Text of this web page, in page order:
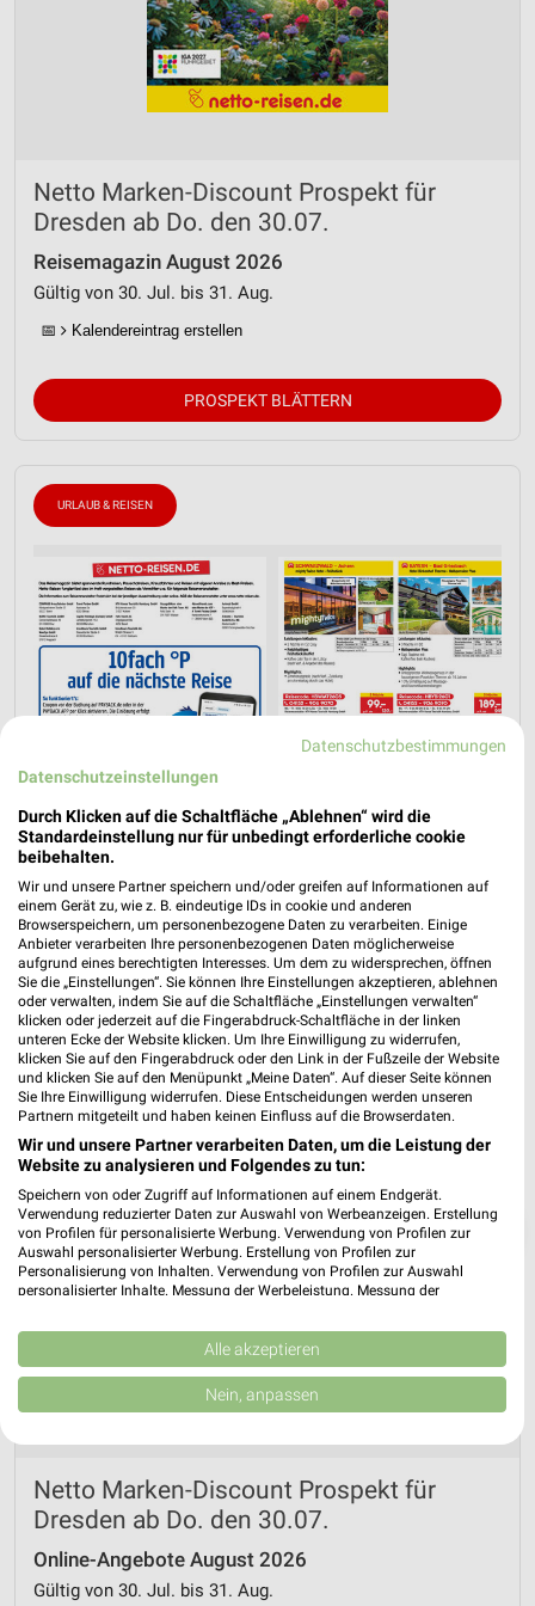
Netto Marken-Discount Prospekt für
Dresden ab Do. den 30.07.
Reisemagazin August 2026
Gültig von 30. Jul. bis 31. Aug.
📅 Kalendereintrag erstellen
PROSPEKT BLÄTTERN
URLAUB & REISEN
Jetzt alle "Urlaub & Reisen" Themen entdecken!
❯
Netto Marken-Discount Prospekt für
Dresden ab Do. den 30.07.
Online-Angebote August 2026
Gültig von 30. Jul. bis 31. Aug.
Datenschutzbestimmungen
Datenschutzeinstellungen
Durch Klicken auf die Schaltfläche „Ablehnen“ wird die
Standardeinstellung nur für unbedingt erforderliche cookie
beibehalten.
Wir und unsere Partner speichern und/oder greifen auf Informationen auf
einem Gerät zu, wie z. B. eindeutige IDs in cookie und anderen
Browserspeichern, um personenbezogene Daten zu verarbeiten. Einige
Anbieter verarbeiten Ihre personenbezogenen Daten möglicherweise
aufgrund eines berechtigten Interesses. Um dem zu widersprechen, öffnen
Sie die „Einstellungen“. Sie können Ihre Einstellungen akzeptieren, ablehnen
oder verwalten, indem Sie auf die Schaltfläche „Einstellungen verwalten“
klicken oder jederzeit auf die Fingerabdruck-Schaltfläche in der linken
unteren Ecke der Website klicken. Um Ihre Einwilligung zu widerrufen,
klicken Sie auf den Fingerabdruck oder den Link in der Fußzeile der Website
und klicken Sie auf den Menüpunkt „Meine Daten“. Auf dieser Seite können
Sie Ihre Einwilligung widerrufen. Diese Entscheidungen werden unseren
Partnern mitgeteilt und haben keinen Einfluss auf die Browserdaten.
Wir und unsere Partner verarbeiten Daten, um die Leistung der
Website zu analysieren und Folgendes zu tun:
Speichern von oder Zugriff auf Informationen auf einem Endgerät.
Verwendung reduzierter Daten zur Auswahl von Werbeanzeigen. Erstellung
von Profilen für personalisierte Werbung. Verwendung von Profilen zur
Auswahl personalisierter Werbung. Erstellung von Profilen zur
Personalisierung von Inhalten. Verwendung von Profilen zur Auswahl
personalisierter Inhalte. Messung der Werbeleistung. Messung der
Kombinationen von Daten aus verschiedenen Quellen. Entwicklung und
Verbesserung der Angebote. Verwendung reduzierter Daten zur Auswahl
von Inhalten.
Daten können außerhalb der Europäischen Union weitergegeben und in die
USA gesendet werden.
Website/App.
Partnerliste anzeigen (1 IAB-Anbieter)
Wir nutzen Ihre Daten für folgende Zwecke:
Speichern von oder Zugriff auf Informationen
auf einem Endgerät
Alle akzeptieren
Nein, anpassen